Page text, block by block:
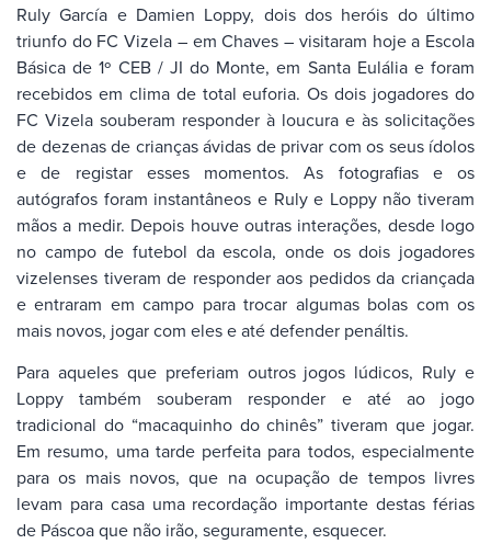
Ruly García e Damien Loppy, dois dos heróis do último
triunfo do FC Vizela – em Chaves – visitaram hoje a Escola
Básica de 1º CEB / JI do Monte, em Santa Eulália e foram
recebidos em clima de total euforia. Os dois jogadores do
FC Vizela souberam responder à loucura e às solicitações
de dezenas de crianças ávidas de privar com os seus ídolos
e de registar esses momentos. As fotografias e os
autógrafos foram instantâneos e Ruly e Loppy não tiveram
mãos a medir. Depois houve outras interações, desde logo
no campo de futebol da escola, onde os dois jogadores
vizelenses tiveram de responder aos pedidos da criançada
e entraram em campo para trocar algumas bolas com os
mais novos, jogar com eles e até defender penáltis.
Para aqueles que preferiam outros jogos lúdicos, Ruly e
Loppy também souberam responder e até ao jogo
tradicional do “macaquinho do chinês” tiveram que jogar.
Em resumo, uma tarde perfeita para todos, especialmente
para os mais novos, que na ocupação de tempos livres
levam para casa uma recordação importante destas férias
de Páscoa que não irão, seguramente, esquecer.